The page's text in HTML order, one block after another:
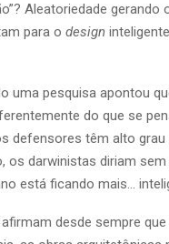
Aleatoriedade
para o design
uma pesquisa apontou
do que se
defensores têm alto
os darwinistas diriam
está ficando mais…
desde sempre